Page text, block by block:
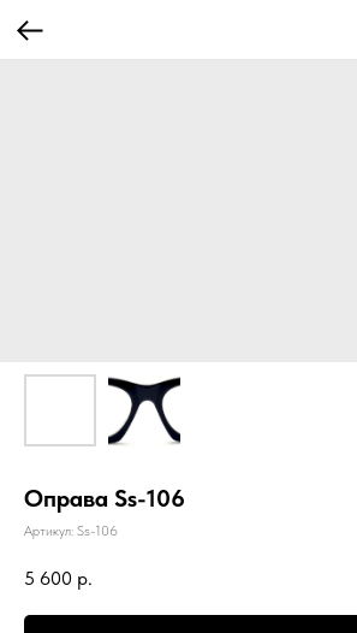
Оправа Ss-106
Артикул: Ss-106
5 600 р.